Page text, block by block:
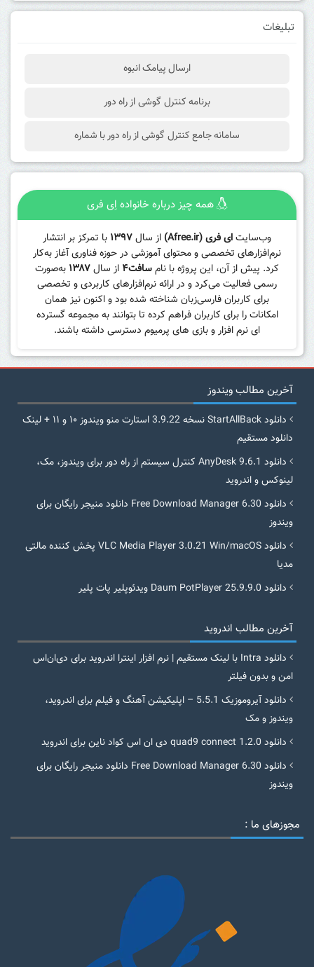
تبلیغات
ارسال پیامک انبوه
برنامه کنترل گوشی از راه دور
سامانه جامع کنترل گوشی از راه دور با شماره
همه چیز درباره خانواده اِی فری
وب‌سایتای فری (Afree.ir) از سال۱۳۹۷ با تمرکز بر انتشار
نرم‌افزارهای تخصصی و محتوای آموزشی در حوزه فناوری آغاز به‌کار
کرد. پیش از آن، این پروژه با نامسافت۴ از سال۱۳۸۷ به‌صورت
رسمی فعالیت می‌کرد و در ارائه نرم‌افزارهای کاربردی و تخصصی
برای کاربران فارسی‌زبان شناخته شده بود و اکنون نیز همان
امکانات را برای کاربران فراهم کرده تا بتوانند به مجموعه گسترده
ای نرم افزار و بازی های پرمیوم دسترسی داشته باشند.
آخرین مطالب ویندوز
دانلود StartAllBack نسخه 3.9.22 استارت منو ویندوز ۱۰ و ۱۱ + لینک
دانلود مستقیم
دانلود AnyDesk 9.6.1 کنترل سیستم از راه دور برای ویندوز، مک،
لینوکس و اندروید
دانلود Free Download Manager 6.30 دانلود منیجر رایگان برای
ویندوز
دانلود VLC Media Player 3.0.21 Win/macOS پخش کننده مالتی
مدیا
دانلود Daum PotPlayer 25.9.9.0 ویدئوپلیر پات پلیر
آخرین مطالب اندروید
دانلود Intra با لینک مستقیم | نرم افزار اینترا اندروید برای دی‌ان‌اس
امن و بدون فیلتر
دانلود آیروموزیک 5.5.1 – اپلیکیشن آهنگ و فیلم برای اندروید،
ویندوز و مک
دانلود quad9 connect 1.2.0 دی ان اس کواد ناین برای اندروید
دانلود Free Download Manager 6.30 دانلود منیجر رایگان برای
ویندوز
مجوزهای ما :